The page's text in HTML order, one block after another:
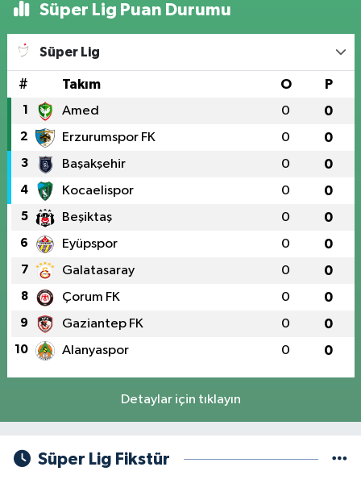
Süper Lig Puan Durumu
Süper Lig
# Takım O P
1 Amed 0 0
2 Erzurumspor FK 0 0
3 Başakşehir 0 0
4 Kocaelispor 0 0
5 Beşiktaş 0 0
6 Eyüpspor 0 0
7 Galatasaray 0 0
8 Çorum FK 0 0
9 Gaziantep FK 0 0
10 Alanyaspor 0 0
Detaylar için tıklayın
Süper Lig Fikstür